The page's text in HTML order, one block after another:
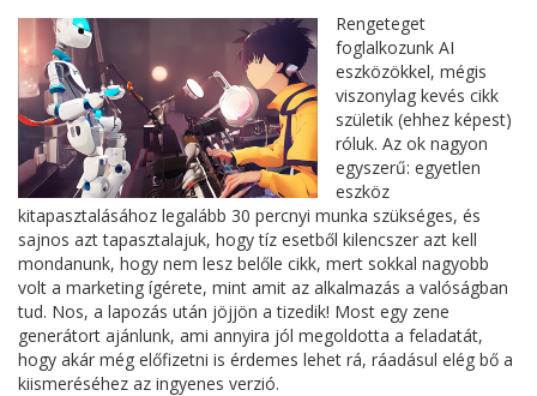
Rengeteget
foglalkozunk AI
eszközökkel, mégis
viszonylag kevés cikk
születik (ehhez képest)
róluk. Az ok nagyon
egyszerű: egyetlen
eszköz
kitapasztalásához legalább 30 percnyi munka szükséges, és
sajnos azt tapasztalajuk, hogy tíz esetből kilencszer azt kell
mondanunk, hogy nem lesz belőle cikk, mert sokkal nagyobb
volt a marketing ígérete, mint amit az alkalmazás a valóságban
tud. Nos, a lapozás után jöjjön a tizedik! Most egy zene
generátort ajánlunk, ami annyira jól megoldotta a feladatát,
hogy akár még előfizetni is érdemes lehet rá, ráadásul elég bő a
kiismeréséhez az ingyenes verzió.